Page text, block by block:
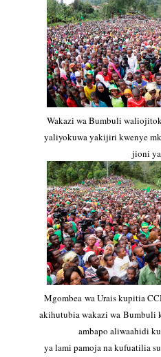
Wakazi wa Bumbuli
yaliyokuwa yakijiri kwenye
jioni
Mgombea wa Urais kupitia
akihutubia wakazi wa Bumbuli
ambapo aliwaahidi
ya lami pamoja na kufuatilia